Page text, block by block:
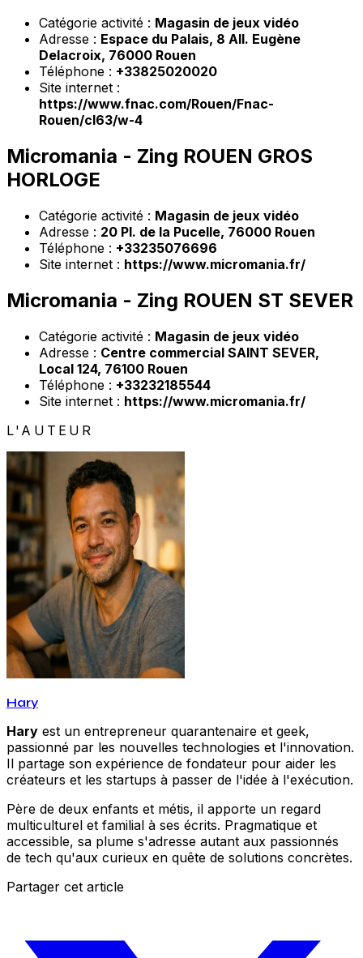
Catégorie activité : Magasin de jeux vidéo
Adresse : Espace du Palais, 8 All. Eugène
Delacroix, 76000 Rouen
Téléphone : +33825020020
Site internet :
https://www.fnac.com/Rouen/Fnac-
Rouen/cl63/w-4
Micromania - Zing ROUEN GROS
HORLOGE
Catégorie activité : Magasin de jeux vidéo
Adresse : 20 Pl. de la Pucelle, 76000 Rouen
Téléphone : +33235076696
Site internet : https://www.micromania.fr/
Micromania - Zing ROUEN ST SEVER
Catégorie activité : Magasin de jeux vidéo
Adresse : Centre commercial SAINT SEVER,
Local 124, 76100 Rouen
Téléphone : +33232185544
Site internet : https://www.micromania.fr/
L'AUTEUR
Hary
Hary est un entrepreneur quarantenaire et geek,
passionné par les nouvelles technologies et l'innovation.
Il partage son expérience de fondateur pour aider les
créateurs et les startups à passer de l'idée à l'exécution.
Père de deux enfants et métis, il apporte un regard
multiculturel et familial à ses écrits. Pragmatique et
accessible, sa plume s'adresse autant aux passionnés
de tech qu'aux curieux en quête de solutions concrètes.
Partager cet article